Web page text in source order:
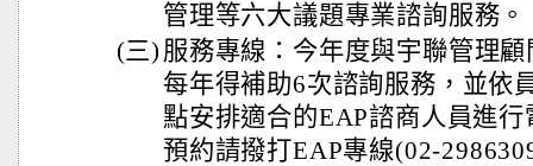
管理等六大議題專業諮詢服務。
(三) 服務專線：今年度與宇聯管理
每年得補助6次諮詢服務，並依
點安排適合的EAP諮商人員進
預約請撥打EAP專線(02-